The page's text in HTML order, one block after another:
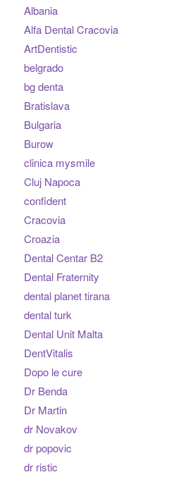
Albania
Alfa Dental Cracovia
ArtDentistic
belgrado
bg denta
Bratislava
Bulgaria
Burow
clinica mysmile
Cluj Napoca
confident
Cracovia
Croazia
Dental Centar B2
Dental Fraternity
dental planet tirana
dental turk
Dental Unit Malta
DentVitalis
Dopo le cure
Dr Benda
Dr Martin
dr Novakov
dr popovic
dr ristic